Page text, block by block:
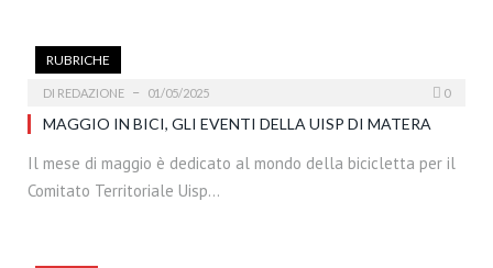
RUBRICHE
DI REDAZIONE 01/05/2025 0
MAGGIO IN BICI, GLI EVENTI DELLA UISP DI MATERA
Il mese di maggio è dedicato al mondo della bicicletta per il
Comitato Territoriale Uisp…